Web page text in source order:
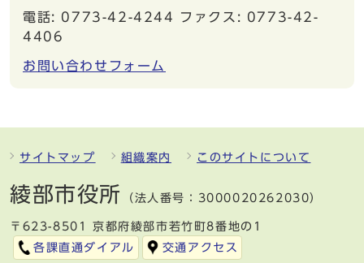
電話: 0773-42-4244 ファクス: 0773-42-
4406
お問い合わせフォーム
サイトマップ 組織案内 このサイトについて
綾部市役所 （法人番号：3000020262030）
〒623-8501 京都府綾部市若竹町8番地の1
各課直通ダイアル
交通アクセス